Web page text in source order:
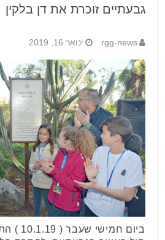
גבעתיים זוכרת את דן בלקין
rgg-news ינואר 16, 2019
ביום